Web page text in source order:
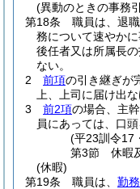
(異動のときの事務
第18条
職員は、退
務について速やか
後任者又は所属長
ない。
2
前項の引き継ぎが
上、上司に届け出
3
前2項の場合、主
員にあっては、口
(平23訓令17
第3節
休暇
(休暇)
第19条
職員は、 勤